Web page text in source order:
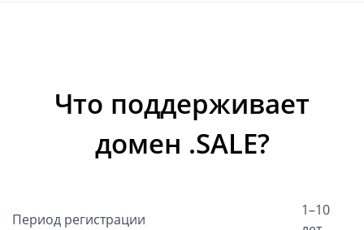
Что поддерживает
домен .SALE?
Период регистрации
1–10